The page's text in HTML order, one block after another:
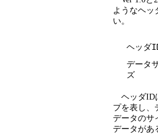
ようなヘッ
い。
ヘッダ
データ
ズ
ヘッダID
プを表し、
データのサ
データがあ